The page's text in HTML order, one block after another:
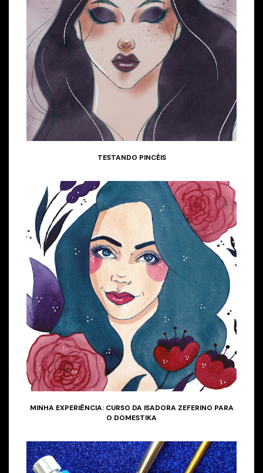
TESTANDO PINCÉIS
MINHA EXPERIÊNCIA: CURSO DA ISADORA ZEFERINO PARA
O DOMESTIKA